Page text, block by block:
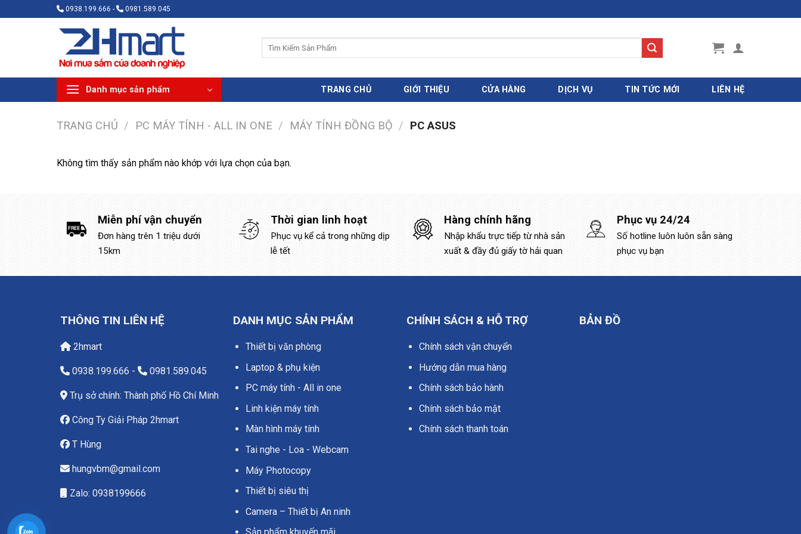
qua
0938.199.666 - 0981.589.045
Danh mục sản phẩm TRANG CHỦ GIỚI THIỆU CỬA HÀNG DỊCH VỤ TIN TỨC MỚI LIÊN HỆ
TRANG CHỦ / PC MÁY TÍNH - ALL IN ONE / MÁY TÍNH ĐỒNG BỘ / PC ASUS
Không tìm thấy sản phẩm nào khớp với lựa chọn của bạn.
Miễn phí vận chuyển
Đơn hàng trên 1 triệu dưới
15km
Thời gian linh hoạt
Phục vụ kể cả trong những dịp
lễ tết
Hàng chính hãng
Nhập khẩu trực tiếp từ nhà sản
xuất & đầy đủ giấy tờ hải quan
Phục vụ 24/24
Số hotline luôn luôn sẵn sàng
phục vụ bạn
THÔNG TIN LIÊN HỆ
2hmart
0938.199.666 - 0981.589.045
Trụ sở chính: Thành phố Hồ Chí Minh
Công Ty Giải Pháp 2hmart
T Hùng
hungvbm@gmail.com
Zalo: 0938199666
DANH MỤC SẢN PHẨM
Thiết bị văn phòng
Laptop & phụ kiện
PC máy tính - All in one
Linh kiện máy tính
Màn hình máy tính
Tai nghe - Loa - Webcam
Máy Photocopy
Thiết bị siêu thị
Camera – Thiết bị An ninh
CHÍNH SÁCH & HỖ TRỢ
Chính sách vận chuyển
Hướng dẫn mua hàng
Chính sách bảo hành
Chính sách bảo mật
Chính sách thanh toán
BẢN ĐỒ